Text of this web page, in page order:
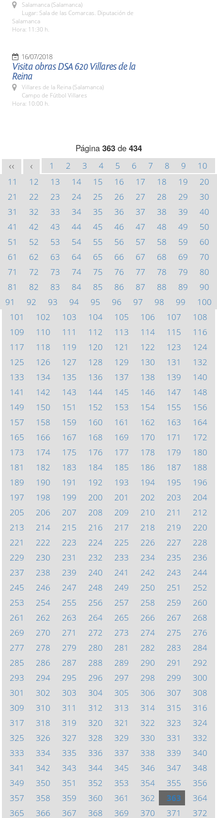
Salamanca (Salamanca)
Lugar: Sala de las Comarcas. Diputación de
Salamanca
Hora: 11:30 h.
16/07/2018
Visita obras DSA 620 Villares de la
Reina
Villares de la Reina (Salamanca)
Campo de Fútbol Villares
Hora: 10:00 h.
Página 363de 434
<< < 1 2 3 4 5 6 7 8 9
10
11
12 13 14 15 16 17 18 19
20
21
22 23 24 25 26 27 28 29
30
31
32 33 34 35 36 37 38 39
40
41
42 43 44 45 46 47 48 49
50
51
52 53 54 55 56 57 58 59
60
61
62 63 64 65 66 67 68 69
70
71
72 73 74 75 76 77 78 79
80
81
82 83 84 85 86 87 88 89
90
91
92 93 94 95 96 97 98 99
100
101
102 103 104 105 106 107
108
109
110 111 112 113 114 115
116
117
118 119 120 121 122 123
124
125
126 127 128 129 130 131
132
133
134 135 136 137 138 139
140
141
142 143 144 145 146 147
148
149
150 151 152 153 154 155
156
157
158 159 160 161 162 163
164
165
166 167 168 169 170 171
172
173
174 175 176 177 178 179
180
181
182 183 184 185 186 187
188
189
190 191 192 193 194 195
196
197
198 199 200 201 202 203
204
205
206 207 208 209 210 211
212
213
214 215 216 217 218 219
220
221
222 223 224 225 226 227
228
229
230 231 232 233 234 235
236
237
238 239 240 241 242 243
244
245
246 247 248 249 250 251
252
253
254 255 256 257 258 259
260
261
262 263 264 265 266 267
268
269
270 271 272 273 274 275
276
277
278 279 280 281 282 283
284
285
286 287 288 289 290 291
292
293
294 295 296 297 298 299
300
301
302 303 304 305 306 307
308
309
310 311 312 313 314 315
316
317
318 319 320 321 322 323
324
325
326 327 328 329 330 331
332
333
334 335 336 337 338 339
340
341
342 343 344 345 346 347
348
349
350 351 352 353 354 355
356
357
358 359 360 361 362 363
364
365
366 367 368 369 370 371 372